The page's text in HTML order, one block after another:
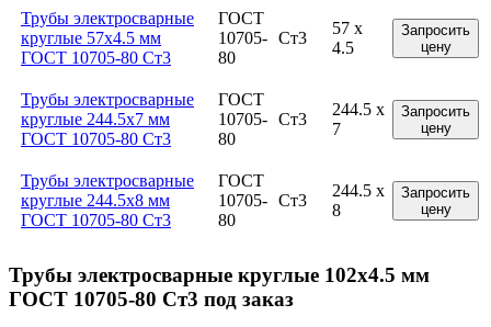
Трубы электросварные
круглые 57x4.5 мм
ГОСТ 10705-80 Ст3
ГОСТ
10705-
80
Ст3
57 x
4.5
Запросить
цену
Трубы электросварные
круглые 244.5x7 мм
ГОСТ 10705-80 Ст3
ГОСТ
10705-
80
Ст3
244.5 x
7
Запросить
цену
Трубы электросварные
круглые 244.5x8 мм
ГОСТ 10705-80 Ст3
ГОСТ
10705-
80
Ст3
244.5 x
8
Запросить
цену
Трубы электросварные круглые 102x4.5 мм
ГОСТ 10705-80 Ст3 под заказ